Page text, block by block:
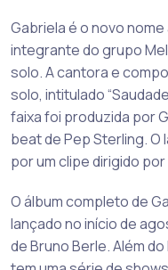
Gabriela é o novo
integrante do grupo
solo. A cantora e
solo, intitulado
faixa foi produzida por
beat de Pep Sterling.
por um clipe dirigido
O álbum completo de
lançado no início de
de Bruno Berle. Além